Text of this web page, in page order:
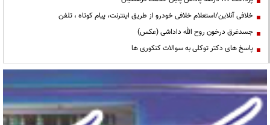
خلافی آنلاین/استعلام خلافی خودرو از طریق اینترنت، پیام کوتاه ، تلفن
جسدغرق درخون روح الله داداشی (عکس)
پاسخ های دکتر توکلی به سوالات کنکوری ها